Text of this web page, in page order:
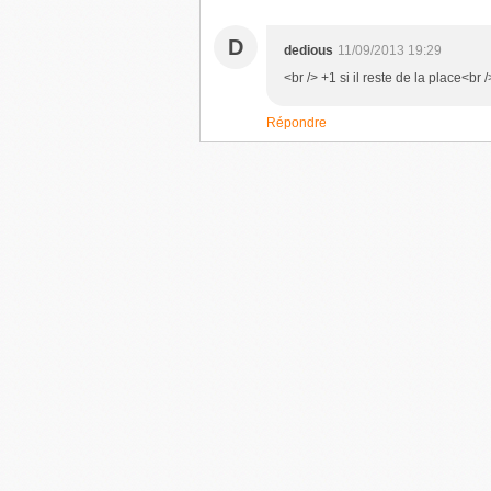
D dedious 11/09/2013 19:29
<br /> +1 si il reste de la place<br /
Répondre